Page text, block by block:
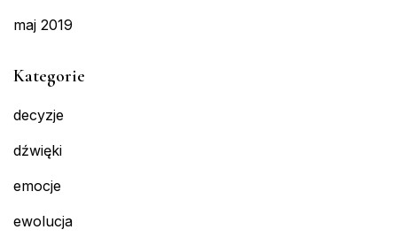
maj 2019
Kategorie
decyzje
dźwięki
emocje
ewolucja